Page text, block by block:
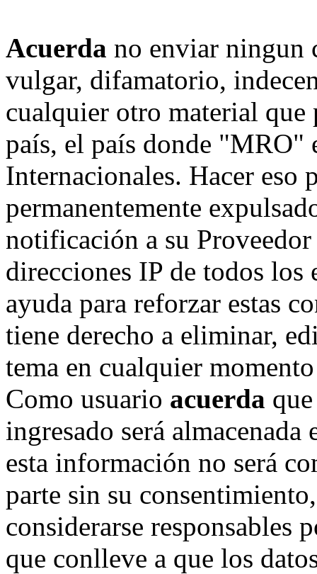
Acuerda no enviar ningun
vulgar, difamatorio,
cualquier otro material
país, el país donde "MRO"
Internacionales. Hacer eso
permanentemente
notificación a su
direcciones IP de todos los
ayuda para reforzar estas
tiene derecho a eliminar,
tema en cualquier
Como usuario acuerda
ingresado será almacenada
esta información no será
parte sin su
considerarse responsables
que conlleve a que los